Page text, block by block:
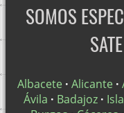
FACHADAS SATE
FACHADAS SATE
FACHADAS SATE
FACHADAS SATE
FACHADAS SATE
SOMOS
Albacete ·Alicante ·
Ávila · Badajoz·